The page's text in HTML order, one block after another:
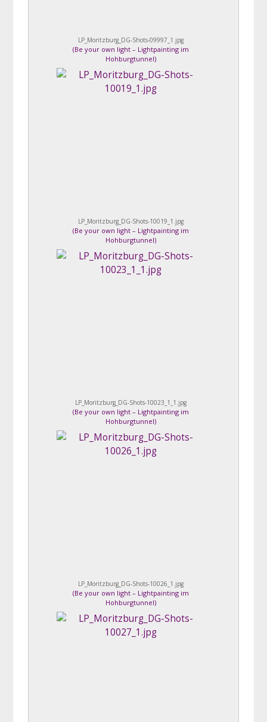
LP_Moritzburg_DG-Shots-09997_1.jpg
(Be your own light – Lightpainting im
Hohburgtunnel)
LP_Moritzburg_DG-Shots-10019_1.jpg
(Be your own light – Lightpainting im
Hohburgtunnel)
LP_Moritzburg_DG-Shots-10023_1_1.jpg
(Be your own light – Lightpainting im
Hohburgtunnel)
LP_Moritzburg_DG-Shots-10026_1.jpg
(Be your own light – Lightpainting im
Hohburgtunnel)